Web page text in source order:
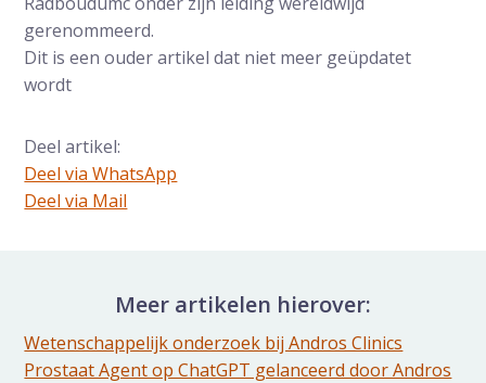
gerenommeerd.
Dit is een ouder artikel dat niet meer geüpdatet
wordt
Deel artikel:
Deel via WhatsApp
Deel dit via Whatsapp
Deel via Mail
Meer artikelen hierover:
Wetenschappelijk onderzoek bij Andros Clinics
Prostaat Agent op ChatGPT gelanceerd door Andros